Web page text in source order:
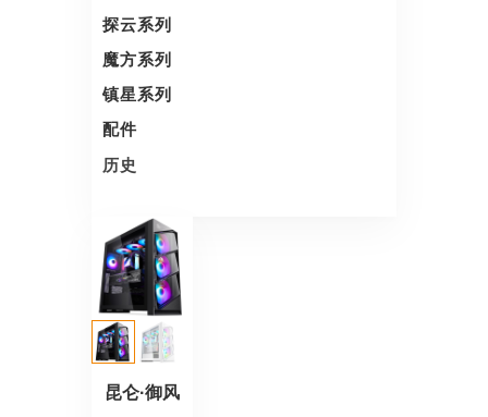
探云系列
魔方系列
镇星系列
配件
历史
昆仑·御风